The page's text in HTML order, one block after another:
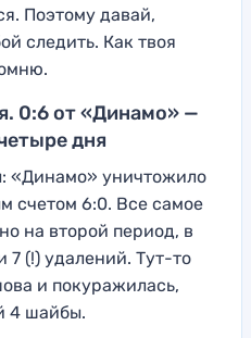
Поэтому давай,
следить. Как твоя
0:6 от «Динамо» —
дня
«Динамо» уничтожило
счетом 6:0. Все самое
на второй период, в
7 (!) удалений. Тут-то
и покуражилась,
4 шайбы.